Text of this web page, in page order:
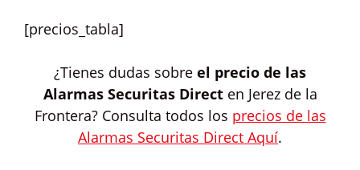
[precios_tabla]
¿Tienes dudas sobre el precio de las
Alarmas Securitas Directen Jerez de la
Frontera? Consulta todos los precios de las
Alarmas Securitas Direct Aquí.